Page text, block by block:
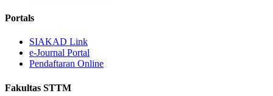
Portals
SIAKAD Link
e-Journal Portal
Pendaftaran Online
Fakultas STTM